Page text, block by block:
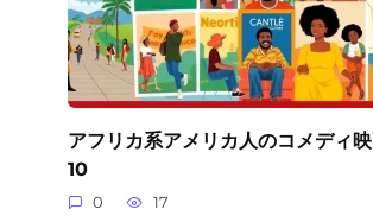
アフリカ系アメリカ人のコメディ
10
0 17